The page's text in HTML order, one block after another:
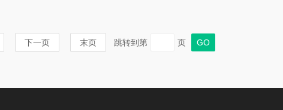
仪，适用于各种微孔板，封板高度自适应，封膜温...
下一页 末页 跳转到第 页